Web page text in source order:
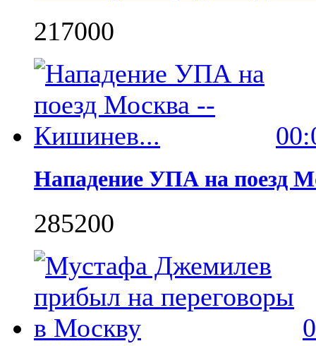
217000
Нападение УПА на поезд
285200